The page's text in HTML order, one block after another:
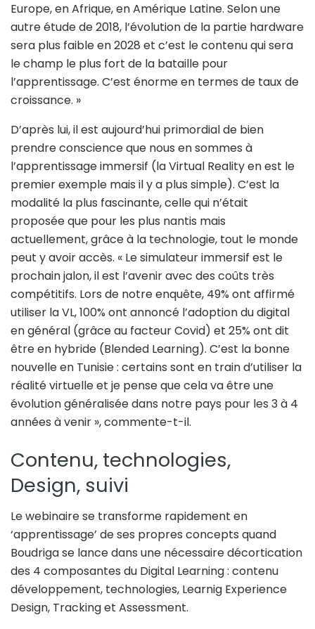
Europe, en Afrique, en Amérique Latine. Selon une
autre étude de 2018, l’évolution de la partie hardware
sera plus faible en 2028 et c’est le contenu qui sera
le champ le plus fort de la bataille pour
l’apprentissage. C’est énorme en termes de taux de
croissance. »
D’après lui, il est aujourd’hui primordial de bien
prendre conscience que nous en sommes à
l’apprentissage immersif (la Virtual Reality en est le
premier exemple mais il y a plus simple). C’est la
modalité la plus fascinante, celle qui n’était
proposée que pour les plus nantis mais
actuellement, grâce à la technologie, tout le monde
peut y avoir accès. « Le simulateur immersif est le
prochain jalon, il est l’avenir avec des coûts très
compétitifs. Lors de notre enquête, 49% ont affirmé
utiliser la VL, 100% ont annoncé l’adoption du digital
en général (grâce au facteur Covid) et 25% ont dit
être en hybride (Blended Learning). C’est la bonne
nouvelle en Tunisie : certains sont en train d’utiliser la
réalité virtuelle et je pense que cela va être une
évolution généralisée dans notre pays pour les 3 à 4
années à venir », commente-t-il.
Contenu, technologies,
Design, suivi
Le webinaire se transforme rapidement en
‘apprentissage’ de ses propres concepts quand
Boudriga se lance dans une nécessaire décortication
des 4 composantes du Digital Learning : contenu
développement, technologies, Learnig Experience
Design, Tracking et Assessment.